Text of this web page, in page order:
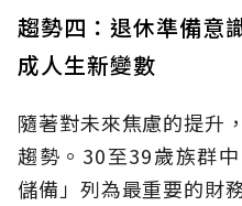
趨勢四：退休準備意
成人生新變數
隨著對未來焦慮的提升
趨勢。30至39歲族群
儲備」列為最重要的財